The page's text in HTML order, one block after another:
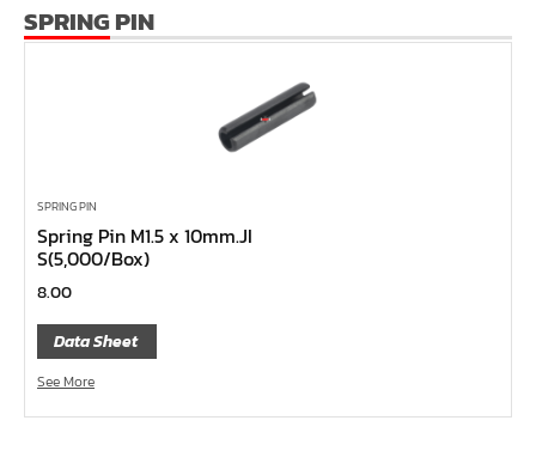
หน้าแปลนเชื่อม SUS304 JEF 300P RF
หน้าแปลนเชื่อม SUS304 JEF 150P RF
หน้าแปลนเหล็กเกลียวใน JEF PN40
หน้าแปลนเหล็กเกลียวใน JEF PN16
หน้าแปลนเหล็กเกลียวใน JEF 150P
หน้าแปลนเหล็กสวมเชื่อม JEF SWRF 150P
หน้าแปลนเหล็กคอสูง JEF WNRF 300P
หน้าแปลนเหล็กคอสูง JEF WNRF PN40
หน้าแปลนเหล็กคอสูง JEF WNRF PN16
หน้าแปลนเหล็กคอสูง JEF WNRF 150P
SPRING PIN
SPRING PIN
Spring Pin M1.5 x 10mm.JI
S(5,000/Box)
8.00
Data Sheet
See More